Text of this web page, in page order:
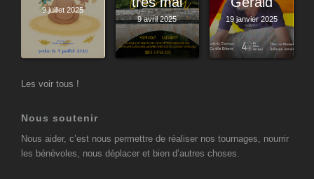
9 juillet 2025
9 avril 2025 19 janvier 2025
Les voir tous !
Nous soutenir
Nous aider, c’est nous permettre de réaliser nos tournages, nourrir
les bénévoles, nous déplacer et bien d’autres choses.